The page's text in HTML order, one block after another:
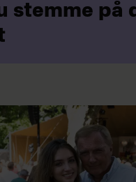
stemme på